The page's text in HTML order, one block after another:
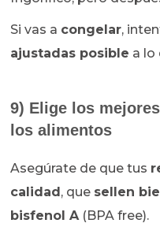
Si vas a congelar,
ajustadas posible a lo
9) Elige los
los alimentos
Asegúrate de que tus
calidad, que sellen
bisfenol A(BPA free).